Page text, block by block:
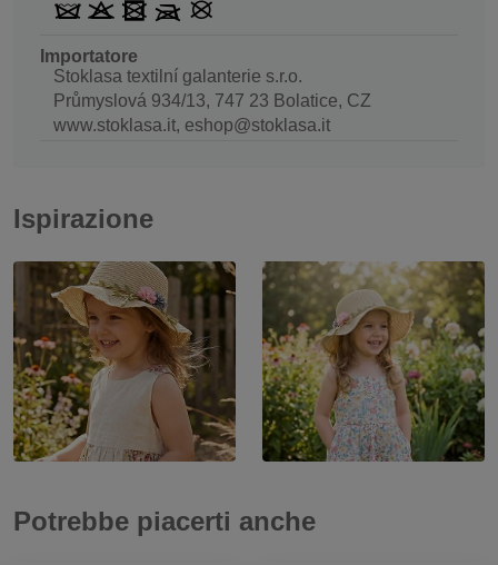
Importatore
Stoklasa textilní galanterie s.r.o.
Průmyslová 934/13, 747 23 Bolatice, CZ
www.stoklasa.it, eshop@stoklasa.it
Ispirazione
Potrebbe piacerti anche